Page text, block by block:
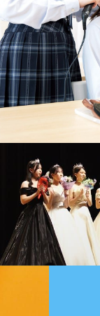
スクールライ
制服コレクシ
カウンセリン
フォトギャラ
情報ライセン
CG・まんが
ファッショ
保育・福祉コ
ペット総合コ
進路・就職先
入学案内
募集要項
入学までの流
学費
アクセス